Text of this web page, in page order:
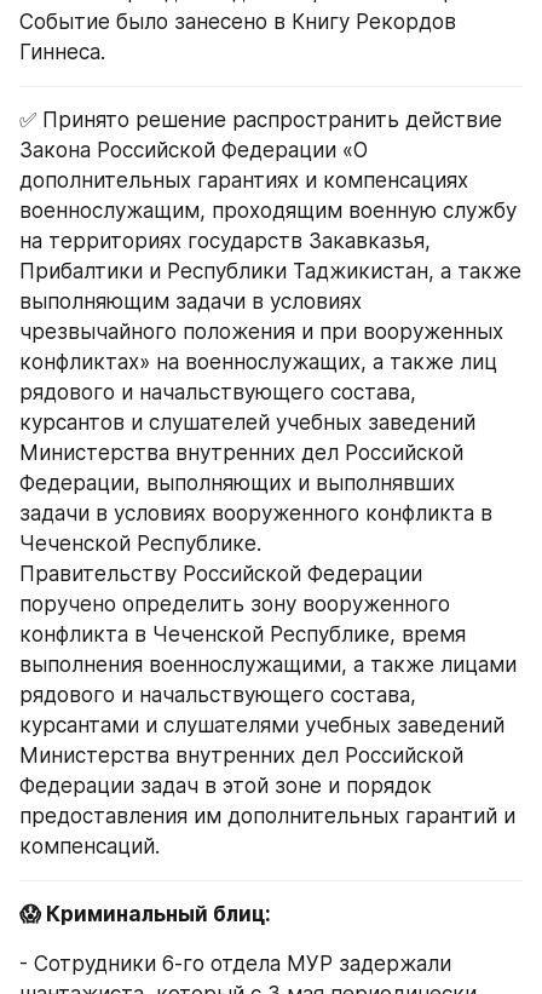
Событие было занесено в Книгу Рекордов
Гиннеса.
✅ Принято решение распространить действие
Закона Российской Федерации «О
дополнительных гарантиях и компенсациях
военнослужащим, проходящим военную службу
на территориях государств Закавказья,
Прибалтики и Республики Таджикистан, а также
выполняющим задачи в условиях
чрезвычайного положения и при вооруженных
конфликтах» на военнослужащих, а также лиц
рядового и начальствующего состава,
курсантов и слушателей учебных заведений
Министерства внутренних дел Российской
Федерации, выполняющих и выполнявших
задачи в условиях вооруженного конфликта в
Чеченской Республике.
Правительству Российской Федерации
поручено определить зону вооруженного
конфликта в Чеченской Республике, время
выполнения военнослужащими, а также лицами
рядового и начальствующего состава,
курсантами и слушателями учебных заведений
Министерства внутренних дел Российской
Федерации задач в этой зоне и порядок
предоставления им дополнительных гарантий и
компенсаций.
😱 Криминальный блиц:
- Сотрудники 6-го отдела МУР задержали